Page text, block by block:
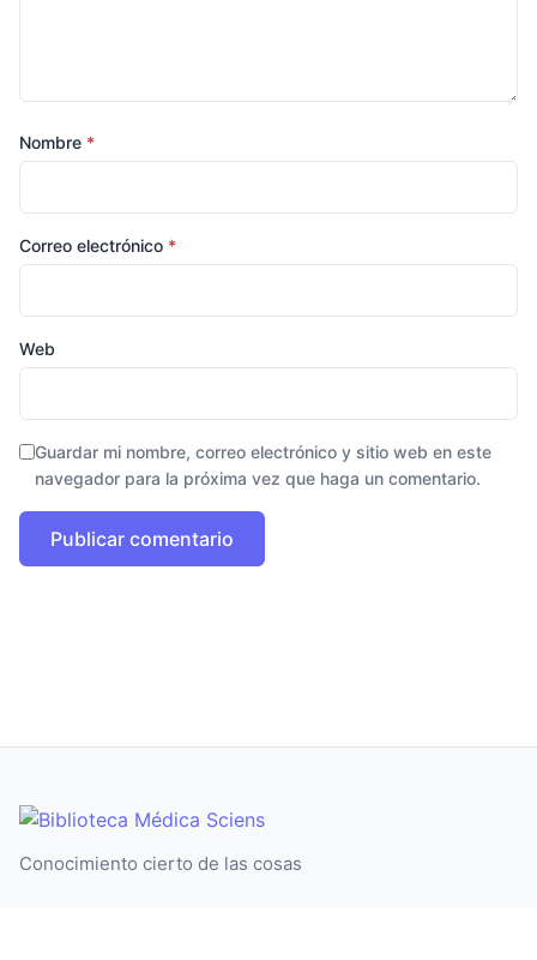
Nombre *
Correo electrónico *
Web
Guardar mi nombre, correo electrónico y sitio web en este
navegador para la próxima vez que haga un comentario.
Conocimiento cierto de las cosas